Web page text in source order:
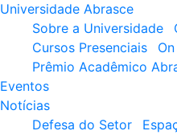
Universidade Abrasce
Sobre a Universidade
Cursos Presenciais
Prêmio Acadêmico
Eventos
Notícias
Defesa do Setor